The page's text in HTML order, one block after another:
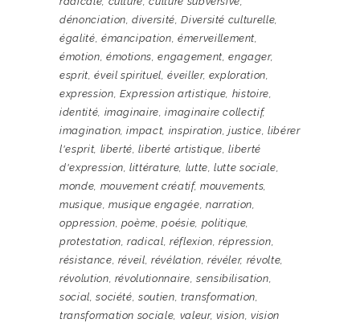
dénonciation,diversité,Diversité culturelle,
égalité, émancipation, émerveillement,
émotion, émotions,engagement,engager,
esprit,éveil spirituel,éveiller, exploration,
expression, Expression artistique, histoire,
identité, imaginaire,imaginaire collectif,
imagination,impact, inspiration,justice,libérer
l'esprit, liberté,liberté artistique,liberté
d'expression,littérature, lutte,lutte sociale,
monde, mouvement créatif, mouvements,
musique, musique engagée, narration,
oppression, poème,poésie, politique,
protestation,radical, réflexion,répression,
résistance, réveil,révélation, révéler, révolte,
révolution, révolutionnaire, sensibilisation,
social,société,soutien, transformation,
transformation sociale, valeur, vision,vision